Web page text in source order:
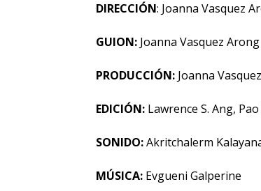
DIRECCIÓN: Joanna Vasquez
GUION: Joanna Vasquez Arong
PRODUCCIÓN: Joanna
EDICIÓN: Lawrence S. Ang,
SONIDO:Akritchalerm
MÚSICA: Evgueni Galperine